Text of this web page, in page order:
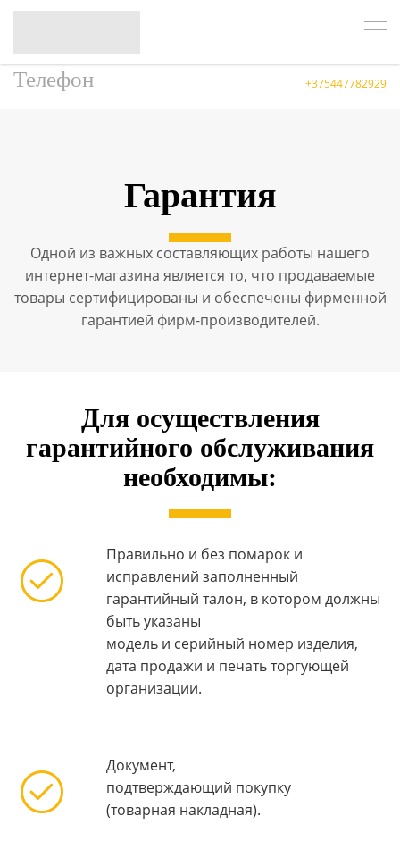
Телефон +375447782929
Гарантия
Одной из важных составляющих работы нашего
интернет-магазина является то, что продаваемые
товары сертифицированы и обеспечены фирменной
гарантией фирм-производителей.
Для осуществления
гарантийного обслуживания
необходимы:
Правильно и без помарок и
исправлений заполненный
гарантийный талон, в котором должны
быть указаны
модель и серийный номер изделия,
дата продажи и печать торгующей
организации.
Документ,
подтверждающий покупку
(товарная накладная).